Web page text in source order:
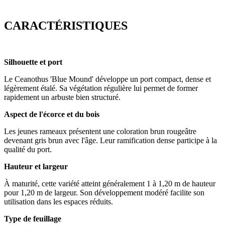
CARACTÉRISTIQUES
Silhouette et port
Le Ceanothus 'Blue Mound' développe un port compact, dense et
légèrement étalé. Sa végétation régulière lui permet de former
rapidement un arbuste bien structuré.
Aspect de l'écorce et du bois
Les jeunes rameaux présentent une coloration brun rougeâtre
devenant gris brun avec l'âge. Leur ramification dense participe à la
qualité du port.
Hauteur et largeur
À maturité, cette variété atteint généralement 1 à 1,20 m de hauteur
pour 1,20 m de largeur. Son développement modéré facilite son
utilisation dans les espaces réduits.
Type de feuillage